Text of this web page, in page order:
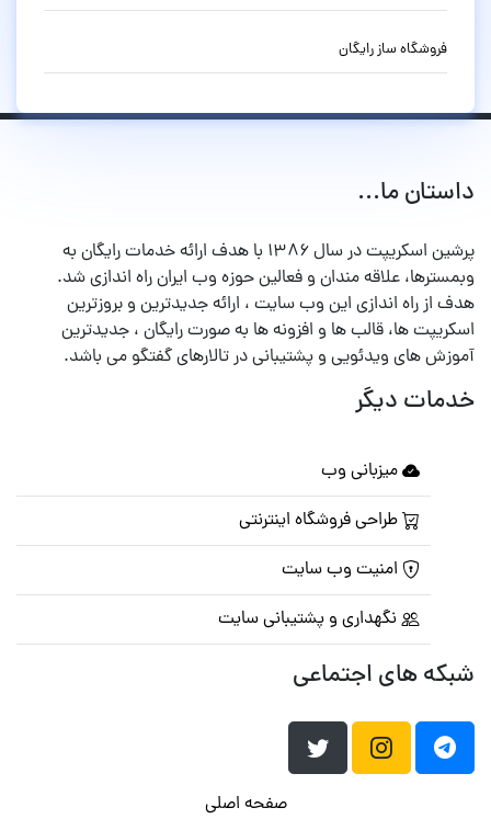
فروشگاه ساز رایگان
داستان ما...
پرشین اسکریپت در سال ۱۳۸۶ با هدف ارائه خدمات رایگان به
وبمسترها، علاقه مندان و فعالین حوزه وب ایران راه اندازی شد.
هدف از راه اندازی این وب سایت ، ارائه جدیدترین و بروزترین
اسکریپت ها، قالب ها و افزونه ها به صورت رایگان ، جدیدترین
آموزش های ویدئویی و پشتیبانی در تالارهای گفتگو می باشد.
خدمات دیگر
میزبانی وب
طراحی فروشگاه اینترنتی
امنیت وب سایت
نگهداری و پشتیبانی سایت
شبکه های اجتماعی
صفحه اصلی